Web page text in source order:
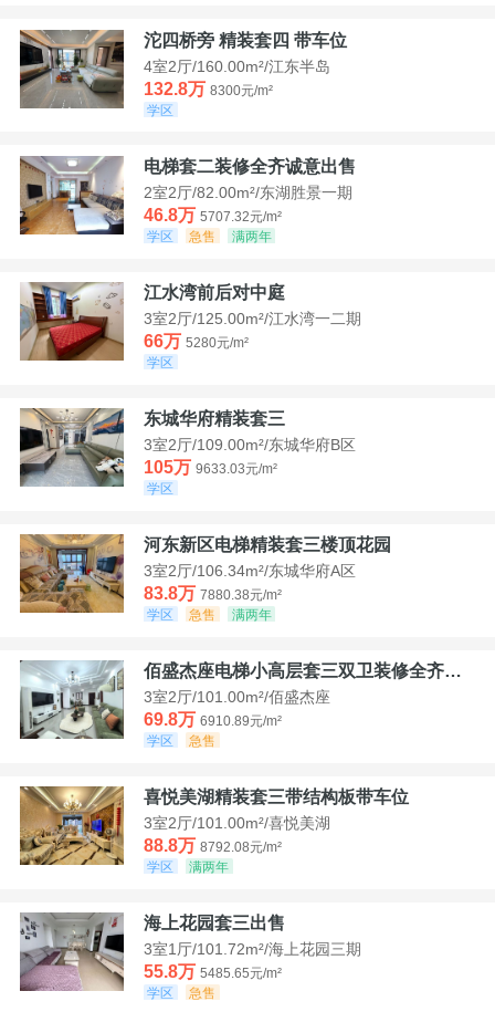
沱四桥旁 精装套四 带车位
4室2厅/160.00m²/江东半岛
132.8万 8300元/m²
学区
电梯套二装修全齐诚意出售
2室2厅/82.00m²/东湖胜景一期
46.8万 5707.32元/m²
学区
急售 满两年
江水湾前后对中庭
3室2厅/125.00m²/江水湾一二期
66万 5280元/m²
学区
东城华府精装套三
3室2厅/109.00m²/东城华府B区
105万 9633.03元/m²
学区
河东新区电梯精装套三楼顶花园
3室2厅/106.34m²/东城华府A区
83.8万 7880.38元/m²
学区
急售 满两年
佰盛杰座电梯小高层套三双卫装修全齐诚意出售
3室2厅/101.00m²/佰盛杰座
69.8万 6910.89元/m²
学区
急售
喜悦美湖精装套三带结构板带车位
3室2厅/101.00m²/喜悦美湖
88.8万 8792.08元/m²
学区
满两年
海上花园套三出售
3室1厅/101.72m²/海上花园三期
55.8万 5485.65元/m²
学区
急售